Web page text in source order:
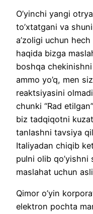
O’yinchi yangi
to’xtatgani va
a’zoligi uchun
haqida bizga
boshqa
ammo yo’q, men
reaktsiyasini
chunki “Rad
biz tadqiqotni
tanlashni tavsiya
Italiyadan chiqib
pulni olib qo’yishni
maslahat uchun
Qimor o’yin
elektron pochta